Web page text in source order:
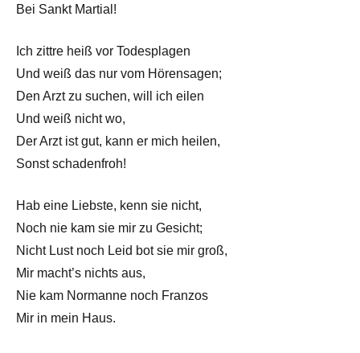
Bei Sankt Martial!
Ich zittre heiß vor Todesplagen
Und weiß das nur vom Hörensagen;
Den Arzt zu suchen, will ich eilen
Und weiß nicht wo,
Der Arzt ist gut, kann er mich heilen,
Sonst schadenfroh!
Hab eine Liebste, kenn sie nicht,
Noch nie kam sie mir zu Gesicht;
Nicht Lust noch Leid bot sie mir groß,
Mir macht’s nichts aus,
Nie kam Normanne noch Franzos
Mir in mein Haus.